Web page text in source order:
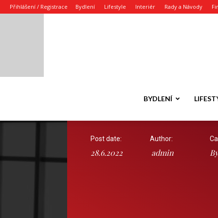
Přihlášení / Registrace Bydlení Lifestyle Interiér Rady a Návody
BYDLENÍ
Post date:
28.6.2022
Author:
admin